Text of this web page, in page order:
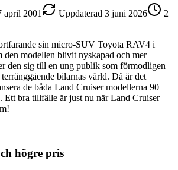
april 2001 Uppdaterad 3 juni 2026
2
sin micro-SUV Toyota RAV4 i
den modellen blivit nyskapad och mer
den sig till en ung publik som förmodligen
bilarnas värld. Då är det
de båda Land Cruiser modellerna 90
Ett bra tillfälle är just nu när Land Cruiser
högre pris